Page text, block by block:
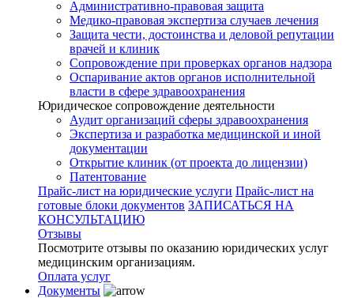
Административно-правовая защита
Медико-правовая экспертиза случаев лечения
Защита чести, достоинства и деловой репутации
врачей и клиник
Сопровождение при проверках органов надзора
Оспаривание актов органов исполнительной
власти в сфере здравоохранения
Юридическое сопровождение деятельности
Аудит организаций сферы здравоохранения
Экспертиза и разработка медицинской и иной
документации
Открытие клиник (от проекта до лицензии)
Патентование
Прайс-лист на юридические услуги Прайс-лист на
готовые блоки документов ЗАПИСАТЬСЯ НА
КОНСУЛЬТАЦИЮ
Отзывы
Посмотрите отзывы по оказанию юридических услуг
медицинским организациям.
Оплата услуг
Документы